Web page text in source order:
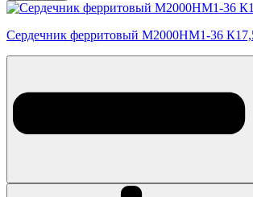
Сердечник ферритовый М2000НМ1-36